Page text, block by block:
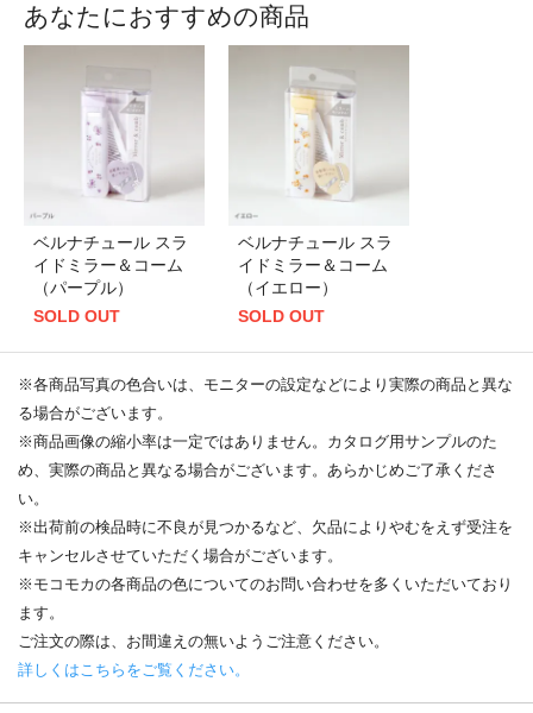
あなたにおすすめの商品
ベルナチュール スラ
イドミラー＆コーム
（パープル）
SOLD OUT
ベルナチュール スラ
イドミラー＆コーム
（イエロー）
SOLD OUT
※各商品写真の色合いは、モニターの設定などにより実際の商品と異な
る場合がございます。
※商品画像の縮小率は一定ではありません。カタログ用サンプルのた
め、実際の商品と異なる場合がございます。あらかじめご了承くださ
い。
※出荷前の検品時に不良が見つかるなど、欠品によりやむをえず受注を
キャンセルさせていただく場合がございます。
※モコモカの各商品の色についてのお問い合わせを多くいただいており
ます。
ご注文の際は、お間違えの無いようご注意ください。
詳しくはこちらをご覧ください。